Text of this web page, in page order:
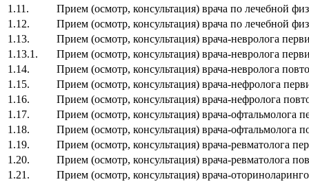
1.11.
Прием (осмотр, консультация) врача по лечебной
1.12.
Прием (осмотр, консультация) врача по лечебной
1.13.
Прием (осмотр, консультация) врача-невролога
1.13.1.
Прием (осмотр, консультация) врача-невролога
1.14.
Прием (осмотр, консультация) врача-невролога
1.15.
Прием (осмотр, консультация) врача-нефролога
1.16.
Прием (осмотр, консультация) врача-нефролога
1.17.
Прием (осмотр, консультация) врача-офтальмолога
1.18.
Прием (осмотр, консультация) врача-офтальмолога
1.19.
Прием (осмотр, консультация) врача-ревматолога
1.20.
Прием (осмотр, консультация) врача-ревматолога
1.21.
Прием (осмотр, консультация) врача-